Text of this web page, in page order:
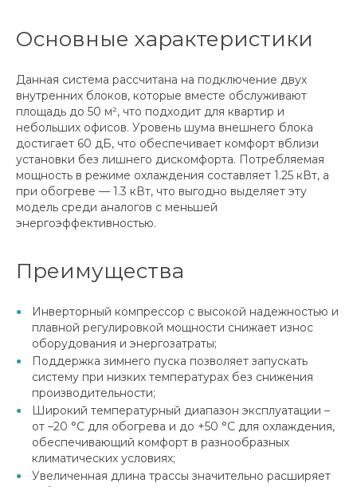
Основные характеристики
Данная система рассчитана на подключение двух
внутренних блоков, которые вместе обслуживают
площадь до 50 м², что подходит для квартир и
небольших офисов. Уровень шума внешнего блока
достигает 60 дБ, что обеспечивает комфорт вблизи
установки без лишнего дискомфорта. Потребляемая
мощность в режиме охлаждения составляет 1.25 кВт, а
при обогреве — 1.3 кВт, что выгодно выделяет эту
модель среди аналогов с меньшей
энергоэффективностью.
Преимущества
Инверторный компрессор с высокой надежностью и
плавной регулировкой мощности снижает износ
оборудования и энергозатраты;
Поддержка зимнего пуска позволяет запускать
систему при низких температурах без снижения
производительности;
Широкий температурный диапазон эксплуатации –
от –20 °C для обогрева и до +50 °C для охлаждения,
обеспечивающий комфорт в разнообразных
климатических условиях;
Увеличенная длина трассы значительно расширяет